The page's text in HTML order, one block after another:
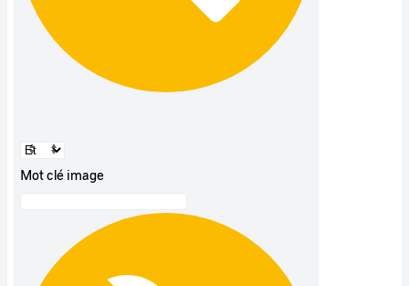
Mot clé image